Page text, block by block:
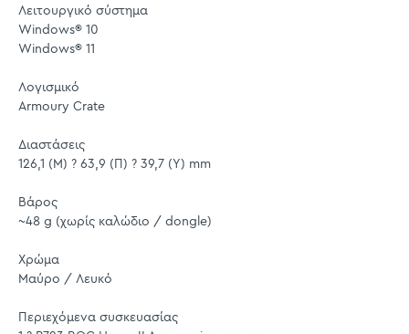
Λειτουργικό σύστημα
Windows® 10
Windows® 11
Λογισμικό
Armoury Crate
Διαστάσεις
126,1 (Μ) ? 63,9 (Π) ? 39,7 (Υ) mm
Βάρος
~48 g (χωρίς καλώδιο / dongle)
Χρώμα
Μαύρο / Λευκό
Περιεχόμενα συσκευασίας